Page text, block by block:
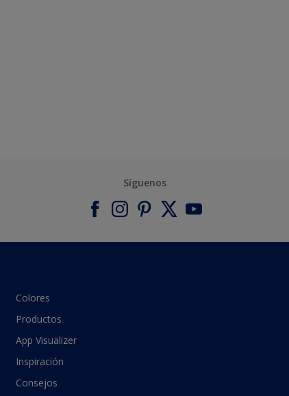
Síguenos
Colores
Productos
App Visualizer
Inspiración
Consejos